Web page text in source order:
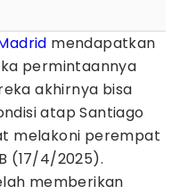
mendapatkan
permintaannya
akhirnya bisa
atap Santiago
melakoni perempat
(17/4/2025).
memberikan